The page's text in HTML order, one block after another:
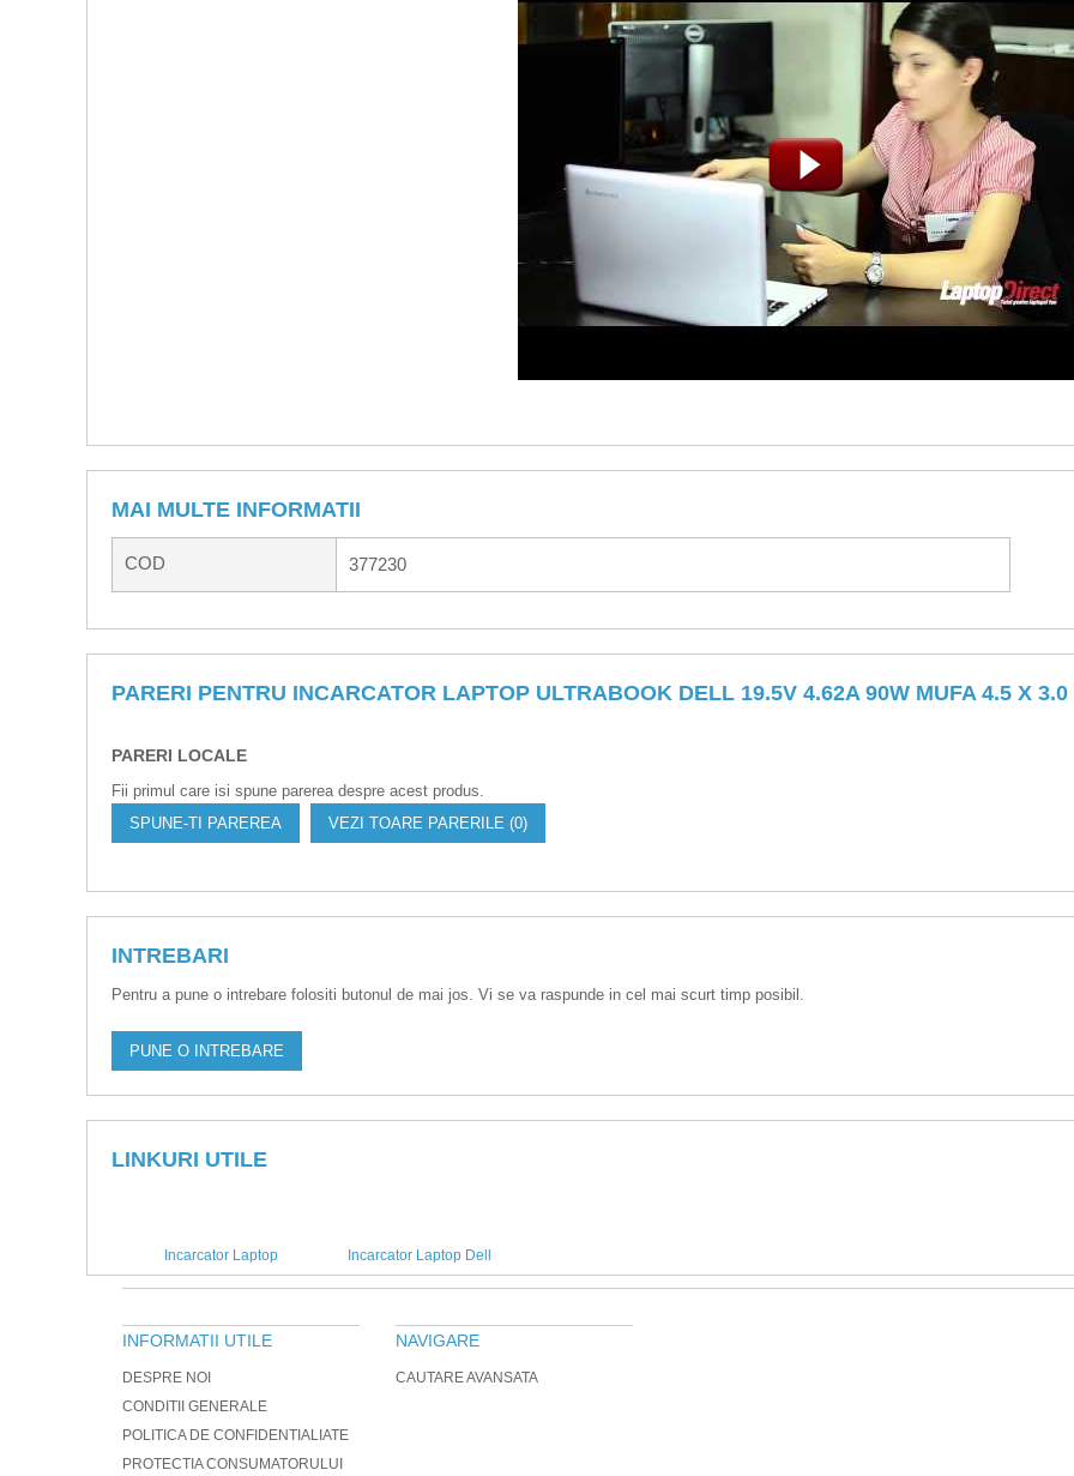
MAI MULTE INFORMATII
COD 377230
PARERI PENTRU INCARCATOR LAPTOP ULTRABOOK DELL 19.5V 4.62A 90W MUFA 4.5 X
PARERI LOCALE
Fii primul care isi spune parerea despre acest produs.
SPUNE-TI PAREREA
VEZI TOARE PARERILE (0)
INTREBARI
Pentru a pune o intrebare folositi butonul de mai jos. Vi se va raspunde in cel mai scurt timp posibil.
PUNE O INTREBARE
LINKURI UTILE
Incarcator Laptop Incarcator Laptop Dell
INFORMATII UTILE
DESPRE NOI
CONDITII GENERALE
POLITICA DE CONFIDENTIALIATE
PROTECTIA CONSUMATORULUI
NAVIGARE
CAUTARE AVANSATA